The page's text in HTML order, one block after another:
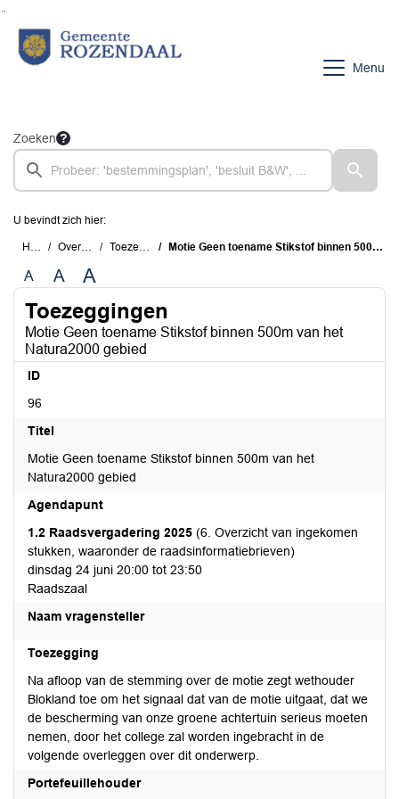
Menu
Zoeken
U bevindt zich hier:
Home Overzichten Toezeggingen Motie Geen toename Stikstof binnen 500m van het Natura2000 gebied
A A A
Toezeggingen
Motie Geen toename Stikstof binnen 500m van het
Natura2000 gebied
ID
96
Titel
Motie Geen toename Stikstof binnen 500m van het
Natura2000 gebied
Agendapunt
1.2 Raadsvergadering 2025 (6. Overzicht van ingekomen
stukken, waaronder de raadsinformatiebrieven)
dinsdag 24 juni 20:00 tot 23:50
Raadszaal
Naam vragensteller
Toezegging
Na afloop van de stemming over de motie zegt wethouder
Blokland toe om het signaal dat van de motie uitgaat, dat we
de bescherming van onze groene achtertuin serieus moeten
nemen, door het college zal worden ingebracht in de
volgende overleggen over dit onderwerp.
Portefeuillehouder